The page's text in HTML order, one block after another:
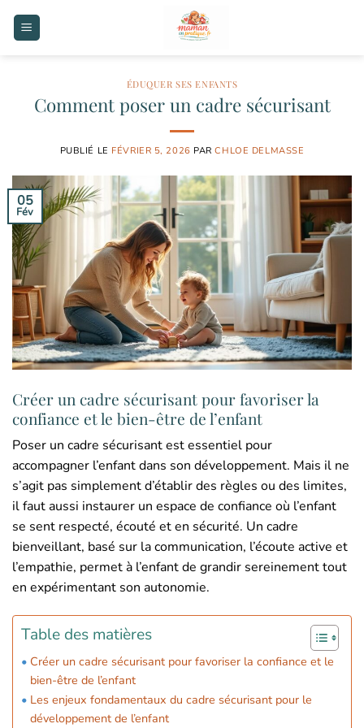
ÉDUQUER SES ENFANTS
Comment poser un cadre sécurisant
PUBLIÉ LE FÉVRIER 5, 2026 PARCHLOE DELMASSE
05
Fév
Créer un cadre sécurisant pour favoriser la
confiance et le bien-être de l’enfant
Poser un cadre sécurisant est essentiel pour
accompagner l’enfant dans son développement. Mais il ne
s’agit pas simplement d’établir des règles ou des limites,
il faut aussi instaurer un espace de confiance où l’enfant
se sent respecté, écouté et en sécurité. Un cadre
bienveillant, basé sur la communication, l’écoute active et
l’empathie, permet à l’enfant de grandir sereinement tout
en expérimentant son autonomie.
Table des matières
Créer un cadre sécurisant pour favoriser la confiance et le
bien-être de l’enfant
Les enjeux fondamentaux du cadre sécurisant pour le
développement de l’enfant